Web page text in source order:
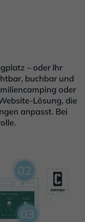
– oder Ihr
buchbar und
oder
Lösung, die
anpasst. Bei
02
03